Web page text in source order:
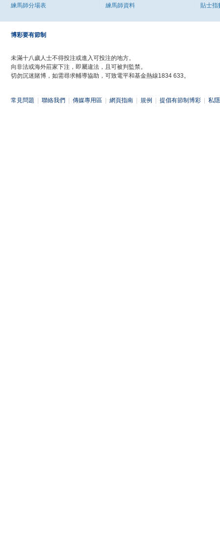
練馬師分場表
練馬師資料
貼士指
博彩要有節制
未滿十八歲人士不得投注或進入可投注的地方。
向非法或海外莊家下注，即屬違法，且可被判監禁。
切勿沉迷賭博，如需尋求輔導協助，可致電平和基金熱線1834 633。
常見問題 聯絡我們 傳媒專用區 網頁指南 規例 提倡有節制博彩 私